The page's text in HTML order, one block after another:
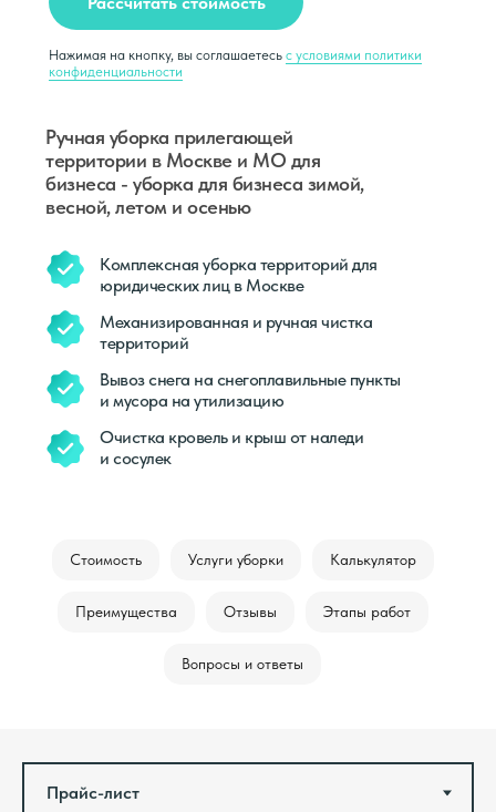
Ручная уборка прилегающей
территории в Москве и МО для
бизнеса - уборка для бизнеса зимой,
весной, летом и осенью
Нажимая на кнопку, вы соглашаетесь с условиями политики
конфиденциальности
Вывоз снега на снегоплавильные пункты
и мусора на утилизацию
Очистка кровель и крыш от наледи
и сосулек
Механизированная и ручная чистка
территорий
Комплексная уборка территорий для
юридических лиц в Москве
Стоимость Услуги уборки Калькулятор
Преимущества Отзывы Этапы работ
Вопросы и ответы